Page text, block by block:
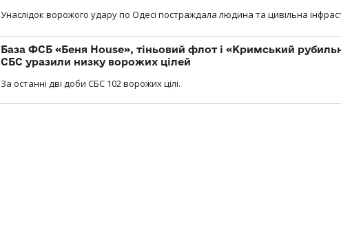
Унаслідок ворожого удару по Одесі постраждала людина та цивільна
База ФСБ «Беня House», тіньовий флот і «Кримський
СБС уразили низку ворожих цілей
За останні дві доби СБС 102 ворожих цілі.